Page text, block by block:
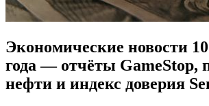
Экономические новости
года — отчёты GameStop,
нефти и индекс доверия